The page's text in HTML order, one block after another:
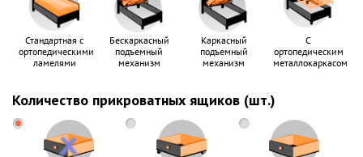
Стандартная с
ортопедическими
ламелями
Бескаркасный
подъемный
механизм
Каркасный
подъемный
механизм
С
ортопедическим
металлокаркасом
Количество прикроватных ящиков (шт.)